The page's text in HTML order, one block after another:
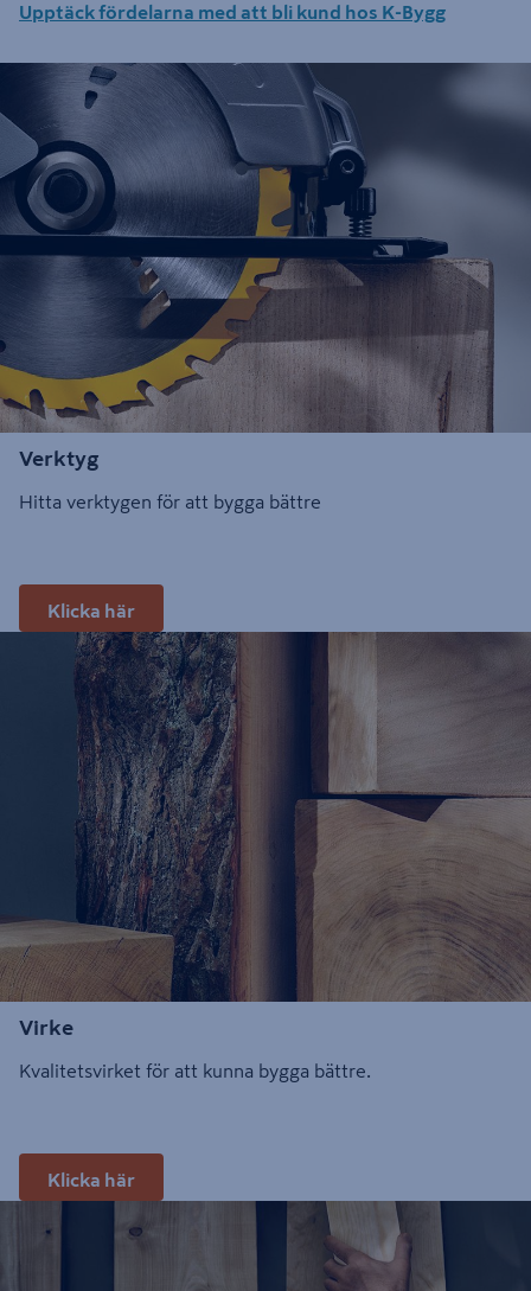
Upptäck fördelarna med att bli kund hos K-Bygg
Verktyg
Hitta verktygen för att bygga bättre
Klicka här
Virke
Kvalitetsvirket för att kunna bygga bättre.
Klicka här